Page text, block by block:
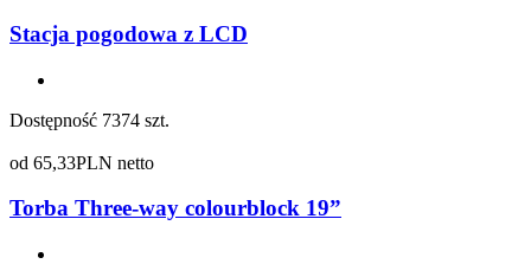
Stacja pogodowa z LCD
Dostępność 7374 szt.
od 65,33PLN netto
Torba Three-way colourblock 19”